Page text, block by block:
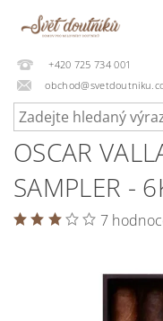
+420 725 734 001
OSCAR
SAMPLER -
7